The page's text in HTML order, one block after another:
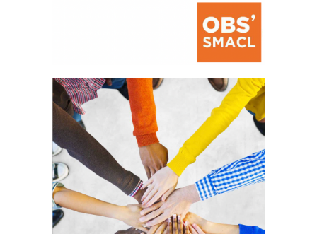
La prévention des conflits
d’intérêts
18 septembre 2023
FEUILLETER